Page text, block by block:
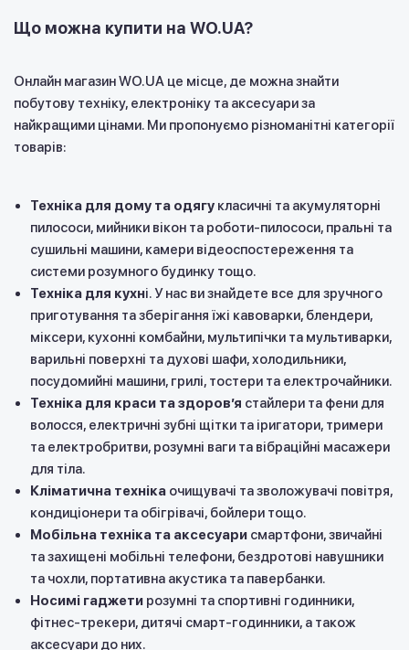
Що можна купити на WO.UA?
Онлайн магазин WO.UA це місце, де можна знайти
побутову техніку, електроніку та аксесуари за
найкращими цінами. Ми пропонуємо різноманітні категорії
товарів:
Техніка для дому та одягу класичні та акумуляторні
пилососи, мийники вікон та роботи-пилососи, пральні та
сушильні машини, камери відеоспостереження та
системи розумного будинку тощо.
Техніка для кухні. У нас ви знайдете все для зручного
приготування та зберігання їжі кавоварки, блендери,
міксери, кухонні комбайни, мультипічки та мультиварки,
варильні поверхні та духові шафи, холодильники,
посудомийні машини, грилі, тостери та електрочайники.
Техніка для краси та здоровʼя стайлери та фени для
волосся, електричні зубні щітки та іригатори, тримери
та електробритви, розумні ваги та вібраційні масажери
для тіла.
Кліматична техніка очищувачі та зволожувачі повітря,
кондиціонери та обігрівачі, бойлери тощо.
Мобільна техніка та аксесуари смартфони, звичайні
та захищені мобільні телефони, бездротові навушники
та чохли, портативна акустика та павербанки.
Носимі гаджети розумні та спортивні годинники,
фітнес-трекери, дитячі смарт-годинники, а також
аксесуари до них.